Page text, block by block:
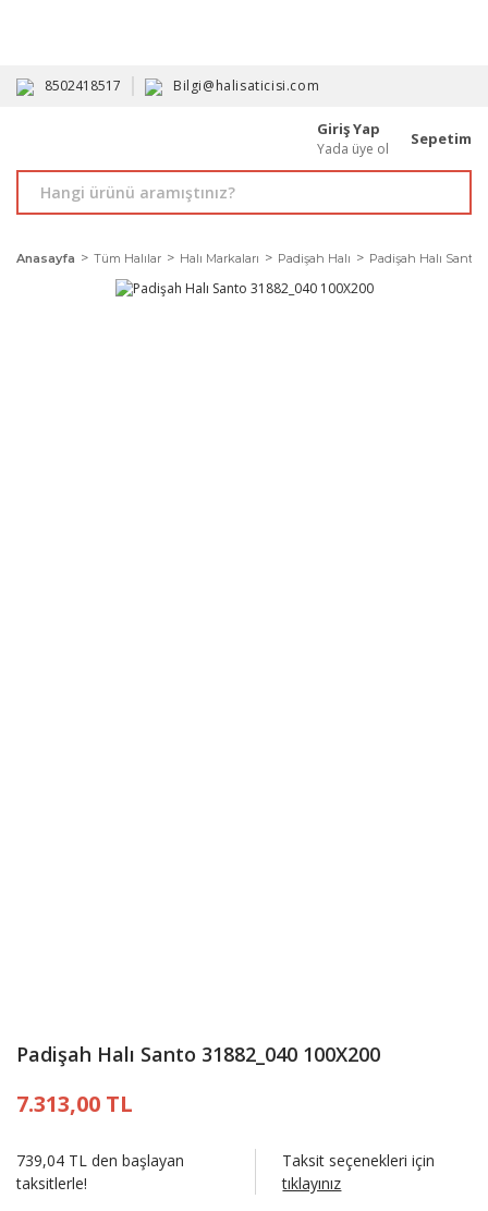
8502418517 Bilgi@halisaticisi.com
Giriş Yap
Yada üye ol
Sepetim
Anasayfa Tüm Halılar Halı Markaları Padişah Halı Padişah Halı Santo
Padişah Halı Santo 31882_040 100X200
7.313,00 TL
739,04 TL den başlayan
taksitlerle!
Taksit seçenekleri için
tıklayınız